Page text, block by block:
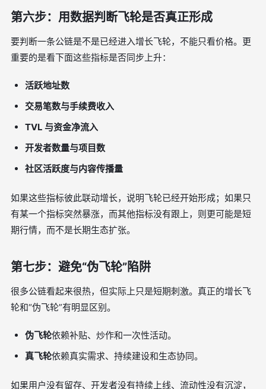
第六步：用数据判断飞轮是否真正形成
要判断一条公链是不是已经进入增长飞轮，不能只看价格。更
重要的是看下面这些指标是否同步上升：
活跃地址数
交易笔数与手续费收入
TVL 与资金净流入
开发者数量与项目数
社区活跃度与内容传播量
如果这些指标彼此联动增长，说明飞轮已经开始形成；如果只
有某一个指标突然暴涨，而其他指标没有跟上，则更可能是短
期行情，而不是长期生态扩张。
第七步：避免“伪飞轮”陷阱
很多公链看起来很热，但实际上只是短期刺激。真正的增长飞
轮和“伪飞轮”有明显区别。
伪飞轮依赖补贴、炒作和一次性活动。
真飞轮依赖真实需求、持续建设和生态协同。
如果用户没有留存、开发者没有持续上线、流动性没有沉淀，